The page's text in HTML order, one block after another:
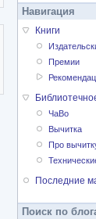
Навигация
Книги
Премии
ЧаВо
Вычитка
Про
Последние
Поиск по